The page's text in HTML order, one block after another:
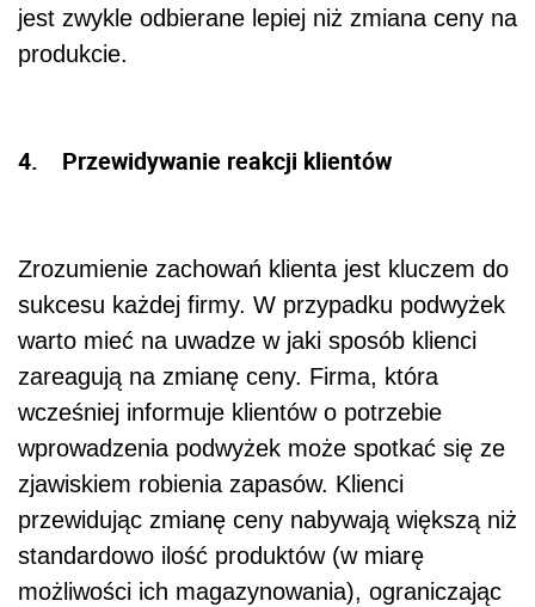
jest zwykle odbierane lepiej niż zmiana ceny na
produkcie.
4. Przewidywanie reakcji klientów
Zrozumienie zachowań klienta jest kluczem do
sukcesu każdej firmy. W przypadku podwyżek
warto mieć na uwadze w jaki sposób klienci
zareagują na zmianę ceny. Firma, która
wcześniej informuje klientów o potrzebie
wprowadzenia podwyżek może spotkać się ze
zjawiskiem robienia zapasów. Klienci
przewidując zmianę ceny nabywają większą niż
standardowo ilość produktów (w miarę
możliwości ich magazynowania), ograniczając